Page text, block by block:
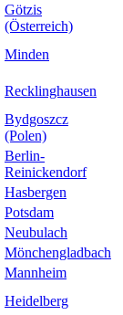
Götzis
(Österreich)
Minden
Recklinghausen
Bydgoszcz
(Polen)
Berlin-
Reinickendorf
Hasbergen
Potsdam
Neubulach
Mönchengladbach
Mannheim
Heidelberg